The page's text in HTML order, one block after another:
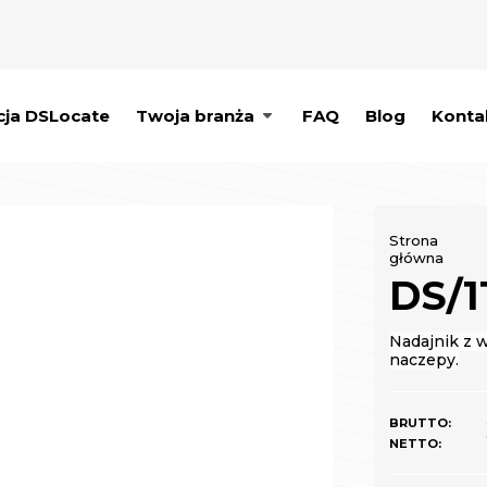
DSLocate Twoja branża FAQ Blog
Strona
główna
DS/
Nadajnik z
naczepy.
BRUTTO:
NETTO: